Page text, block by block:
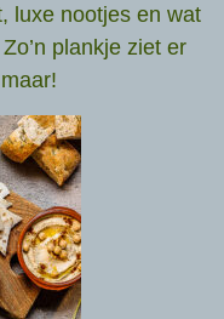
luxe nootjes en wat
plankje ziet er